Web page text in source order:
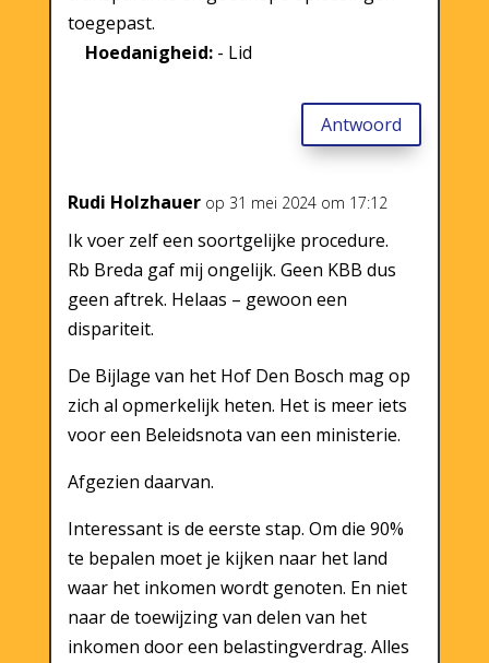
toegepast.
Hoedanigheid:- Lid
Antwoord
Rudi Holzhauer op 31 mei 2024 om 17:12
Ik voer zelf een soortgelijke procedure.
Rb Breda gaf mij ongelijk. Geen KBB dus
geen aftrek. Helaas – gewoon een
dispariteit.
De Bijlage van het Hof Den Bosch mag op
zich al opmerkelijk heten. Het is meer iets
voor een Beleidsnota van een ministerie.
Afgezien daarvan.
Interessant is de eerste stap. Om die 90%
te bepalen moet je kijken naar het land
waar het inkomen wordt genoten. En niet
naar de toewijzing van delen van het
inkomen door een belastingverdrag. Alles